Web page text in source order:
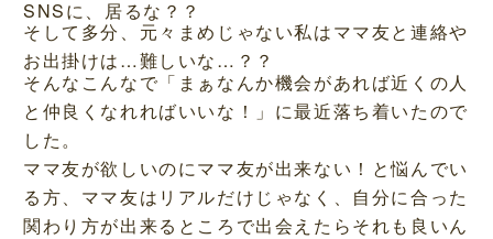
SNSに、居るな？？
そして多分、元々まめじゃない私はママ友と連絡や
お出掛けは…難しいな…？？
そんなこんなで「まぁなんか機会があれば近くの人
と仲良くなれればいいな！」に最近落ち着いたので
した。
ママ友が欲しいのにママ友が出来ない！と悩んでい
る方、ママ友はリアルだけじゃなく、自分に合った
関わり方が出来るところで出会えたらそれも良いん